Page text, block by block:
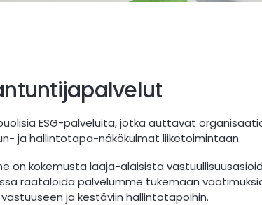
ESG-palveluita, jotka auttavat
ja hallintotapa-näkökulmat liiketoimintaan.
on kokemusta laaja-alaisista
räätälöidä palvelumme tukemaan
ja kestäviin hallintotapoihin.